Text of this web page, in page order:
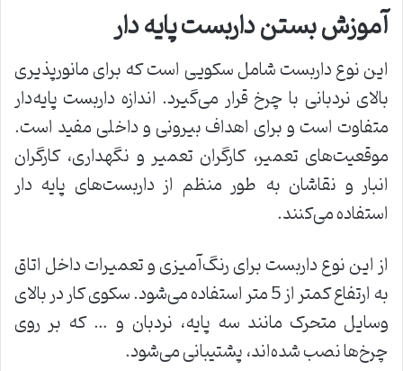
آموزش بستن داربست پایه دار
این نوع داربست شامل سکویی است که برای مانورپذیری
بالای نردبانی با چرخ قرار می‌گیرد. اندازه داربست پایه‌دار
متفاوت است و برای اهداف بیرونی و داخلی مفید است.
موقعیت‌های تعمیر، کارگران تعمیر و نگهداری، کارگران
انبار و نقاشان به طور منظم از داربست‌های پایه دار
استفاده می‌کنند.
از این نوع داربست برای رنگ‌آمیزی و تعمیرات داخل اتاق
به ارتفاع کمتر از 5 متر استفاده می‌شود. سکوی کار در بالای
وسایل متحرک مانند سه پایه، نردبان و … که بر روی
چرخ‌ها نصب شده‌اند، پشتیبانی می‌شود.